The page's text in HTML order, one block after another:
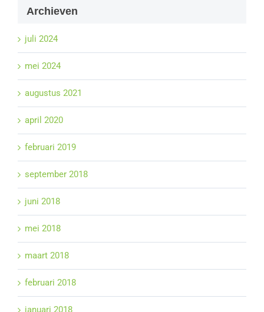
Archieven
juli 2024
mei 2024
augustus 2021
april 2020
februari 2019
september 2018
juni 2018
mei 2018
maart 2018
februari 2018
januari 2018